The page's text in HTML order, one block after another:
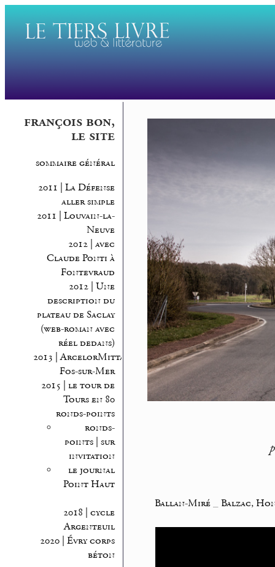
françois bon,
le site
sommaire général
2011 | La Défense
aller simple
2011 | Louvain-la-
Neuve
2012 | avec
Claude Ponti à
Fontevraud
2012 | Une
description du
plateau de Saclay
(web-roman avec
réel dedans)
2013 | ArcelorMittal
Fos-sur-Mer
2015 | le tour de
Tours en 80
ronds-points
ronds-
points | sur
invitation
le journal
Point Haut
2018 | cycle
Argenteuil
2020 | Évry corps
béton
Ballan-Miré_ Balzac,